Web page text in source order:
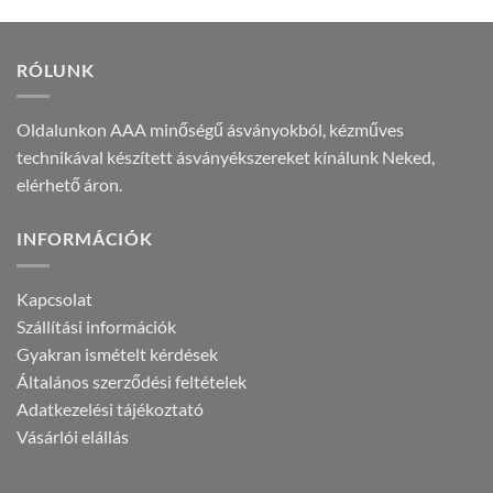
RÓLUNK
Oldalunkon AAA minőségű ásványokból, kézműves
technikával készített ásványékszereket kínálunk Neked,
elérhető áron.
INFORMÁCIÓK
Kapcsolat
Szállítási információk
Gyakran ismételt kérdések
Általános szerződési feltételek
Adatkezelési tájékoztató
Vásárlói elállás